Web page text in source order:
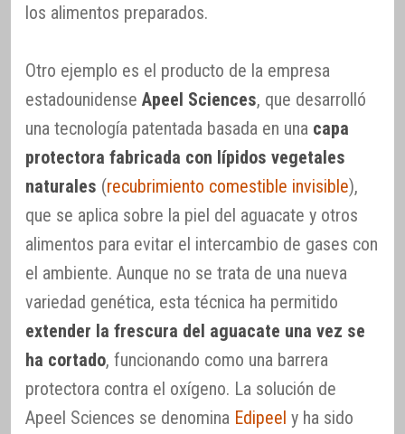
los alimentos preparados.
Otro ejemplo es el producto de la empresa
estadounidense Apeel Sciences, que desarrolló
una tecnología patentada basada en una capa
protectora fabricada con lípidos vegetales
naturales (recubrimiento comestible invisible),
que se aplica sobre la piel del aguacate y otros
alimentos para evitar el intercambio de gases con
el ambiente. Aunque no se trata de una nueva
variedad genética, esta técnica ha permitido
extender la frescura del aguacate una vez se
ha cortado, funcionando como una barrera
protectora contra el oxígeno. La solución de
Apeel Sciences se denomina Edipeel y ha sido